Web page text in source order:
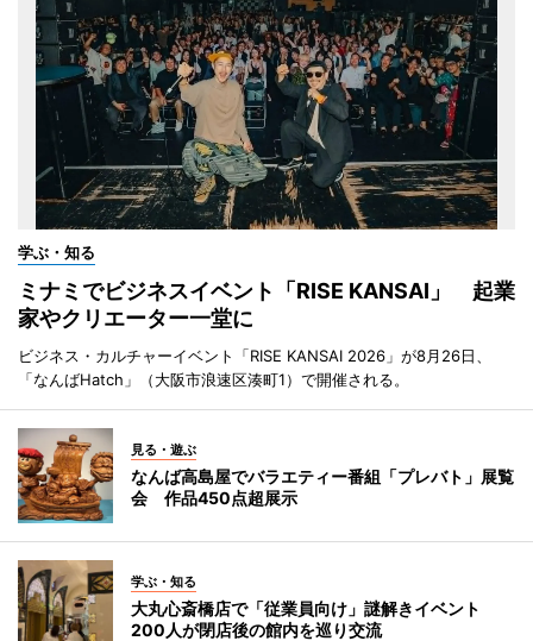
学ぶ・知る
ミナミでビジネスイベント「RISE KANSAI」 起業
家やクリエーター一堂に
ビジネス・カルチャーイベント「RISE KANSAI 2026」が8月26日、
「なんばHatch」（大阪市浪速区湊町1）で開催される。
見る・遊ぶ
なんば高島屋でバラエティー番組「プレバト」展覧
会 作品450点超展示
学ぶ・知る
大丸心斎橋店で「従業員向け」謎解きイベント
200人が閉店後の館内を巡り交流